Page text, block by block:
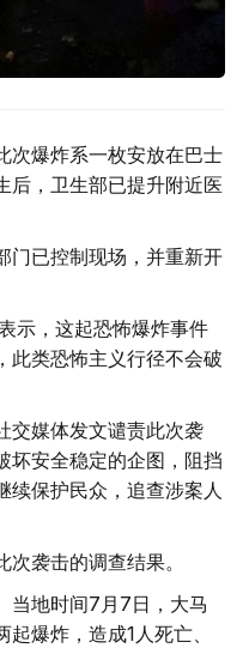
次爆炸系一枚安放在巴士
后，卫生部已提升附近医
门已控制现场，并重新开
示，这起恐怖爆炸事件
此类恐怖主义行径不会破
交媒体发文谴责此次袭
坏安全稳定的企图，阻挡
续保护民众，追查涉案人
袭击的调查结果。
当地时间7月7日，大马
爆炸，造成1人死亡、